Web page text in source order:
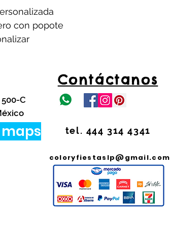
con popote
C
Contáctanos
tel. 444 314 4341
coloryfiestaslp@gmail.com
Pago Seguro